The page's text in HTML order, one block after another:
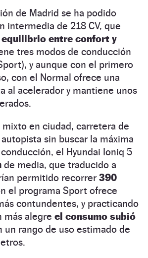
de Madrid se ha podido
intermedia de 218 CV, que
equilibrio entre confort y
tres modos de conducción
y aunque con el primero
con el Normal ofrece una
al acelerador y mantiene unos
en ciudad, carretera de
sin buscar la máxima
el Hyundai Ioniq 5
de media, que traducido a
permitido recorrer 390
el programa Sport ofrece
contundentes, y practicando
más alegre el consumo subió
un rango de uso estimado de